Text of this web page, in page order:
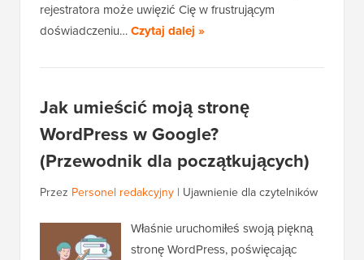
rejestratora może uwięzić Cię w frustrującym
doświadczeniu…Czytaj dalej »
Jak umieścić moją stronę
WordPress w Google?
(Przewodnik dla początkujących)
Przez Personel redakcyjny | Ujawnienie dla czytelników
Właśnie uruchomiłeś swoją piękną
stronę WordPress, poświęcając